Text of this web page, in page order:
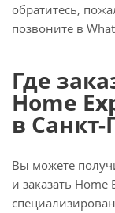
обратитесь,
позвоните в
Где
Home
в Санкт-
Вы можете
и заказать Home